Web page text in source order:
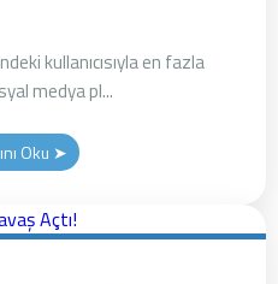
kullanıcısıyla en fazla
medya pl...
Oku ➤